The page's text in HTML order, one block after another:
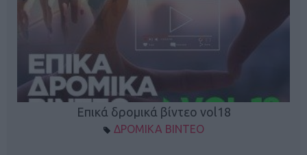
Επικά δρομικά βίντεο vol18
ΔΡΟΜΙΚΑ ΒΙΝΤΕΟ